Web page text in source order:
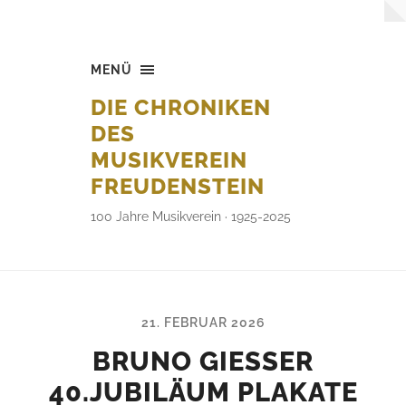
MENÜ
DIE CHRONIKEN
DES
MUSIKVEREIN
FREUDENSTEIN
100 Jahre Musikverein · 1925-2025
21. FEBRUAR 2026
BRUNO GIESSER 4
0.JUBILÄUM PLAKATE